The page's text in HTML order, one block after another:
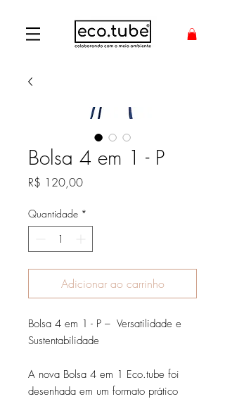
Bolsa 4 em 1 - P
R$ 120,00Preço
Quantidade *
Adicionar ao carrinho
Bolsa 4 em 1 - P – Versatilidade e
Sustentabilidade
A nova Bolsa 4 em 1 Eco.tube foi
desenhada em um formato prático